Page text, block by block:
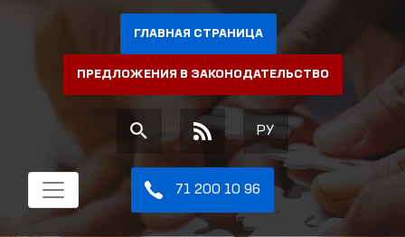
ГЛАВНАЯ СТРАНИЦА
ПРЕДЛОЖЕНИЯ В ЗАКОНОДАТЕЛЬСТВО
РУ
71 200 10 96